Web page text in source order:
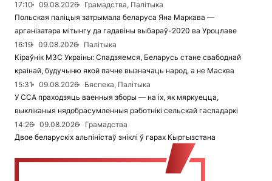
17:10 09.08.2026
Грамадства, Палітыка
Польская паліцыя затрымала беларуса Яна Маркава —
арганізатара мітынгу да гадавіны выбараў-2020 ва Уроцлаве
16:19
09.08.2026
Палітыка
Кіраўнік МЗС Украіны: Спадзяемся, Беларусь стане свабоднай
краінай, будучыню якой пачне вызначаць народ, а не Масква
15:31
09.08.2026
Бяспека, Палітыка
У ССА праходзяць ваенныя зборы — на іх, як мяркуецца,
выкліканыя нядобрасумленныя работнікі сельскай гаспадаркі
14:26
09.08.2026
Грамадства
Двое беларускіх альпіністаў зніклі ў гарах Кыргызстана